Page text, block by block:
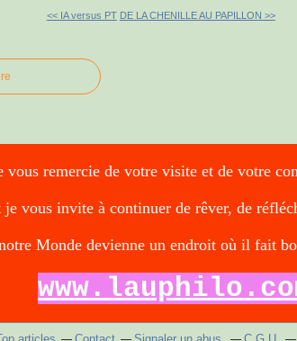
<< IA versus PT DE LA CHENILLE AU PAPILLON >>
vous remercie de votre visite et de votre
je vous invite à continuer de rêver, de
Monde devienne un endroit où il fait